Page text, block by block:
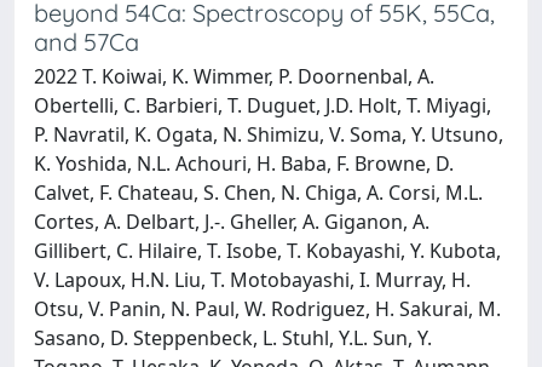
beyond 54Ca: Spectroscopy of 55K, 55Ca,
and 57Ca
2022 T. Koiwai, K. Wimmer, P. Doornenbal, A.
Obertelli, C. Barbieri, T. Duguet, J.D. Holt, T. Miyagi,
P. Navratil, K. Ogata, N. Shimizu, V. Soma, Y. Utsuno,
K. Yoshida, N.L. Achouri, H. Baba, F. Browne, D.
Calvet, F. Chateau, S. Chen, N. Chiga, A. Corsi, M.L.
Cortes, A. Delbart, J.-. Gheller, A. Giganon, A.
Gillibert, C. Hilaire, T. Isobe, T. Kobayashi, Y. Kubota,
V. Lapoux, H.N. Liu, T. Motobayashi, I. Murray, H.
Otsu, V. Panin, N. Paul, W. Rodriguez, H. Sakurai, M.
Sasano, D. Steppenbeck, L. Stuhl, Y.L. Sun, Y.